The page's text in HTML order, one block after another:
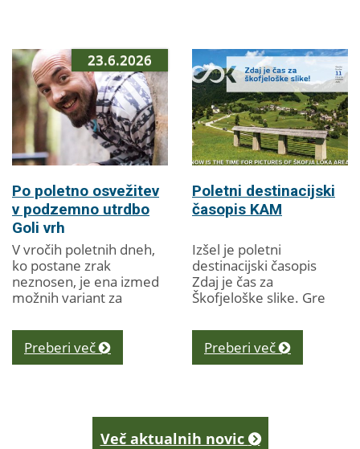
23.6.2026
Po poletno osvežitev
v podzemno utrdbo
Goli vrh
V vročih poletnih dneh,
ko postane zrak
neznosen, je ena izmed
možnih variant za
podzemne slemenske
utrdbe Rupnikove linije
na Golem vrhu. V
Preberi več
Poletni destinacijski
časopis KAM
Izšel je poletni
destinacijski časopis
Zdaj je čas za
Škofjeloške slike. Gre
turističnim
ponudnikom ter
obiskovalcem in
Preberi več
Več aktualnih novic